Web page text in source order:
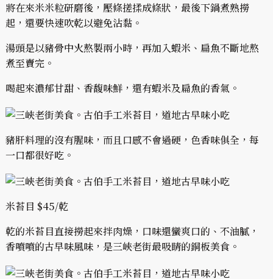
將在來米米粒研磨後，壓條搓揉成條狀，最後下鍋煮熟撈
起，還要快速吹乾以避免沾黏。
湯頭是以豬骨中火熬製兩小時，再加入蝦米、扁魚不斷地熬
煮至賣完。
喝起來濃郁甘甜、香馥味鮮，還有蝦米及扁魚的香氣。
豬肝料理的沒有腥味，而且口感不會過硬，色香味俱全，每
一口都很好吃。
米苔目 $45/乾
乾的米苔目直接撈起來拌肉燥，口味還蠻爽口的、不油膩，
香噴噴的古早味風味，是三峽老街最吸睛的銅板美食。